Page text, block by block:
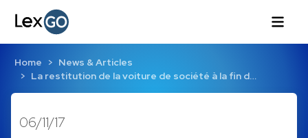
Home
News & Articles
La restitution de la voiture de société à la fin d…
06/11/17